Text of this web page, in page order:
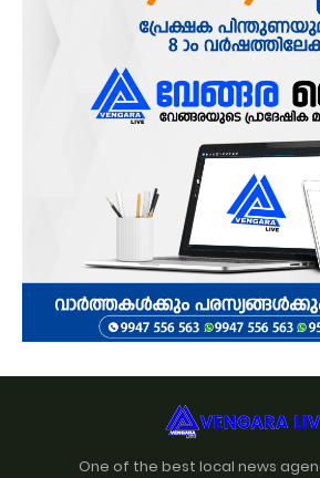
One of the best local news